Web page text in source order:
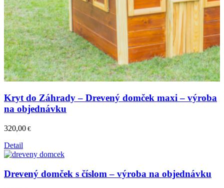
Kryt do Záhrady – Drevený domček maxi – výroba
na objednávku
320,00 €
Detail
Drevený domček s číslom – výroba na objednávku